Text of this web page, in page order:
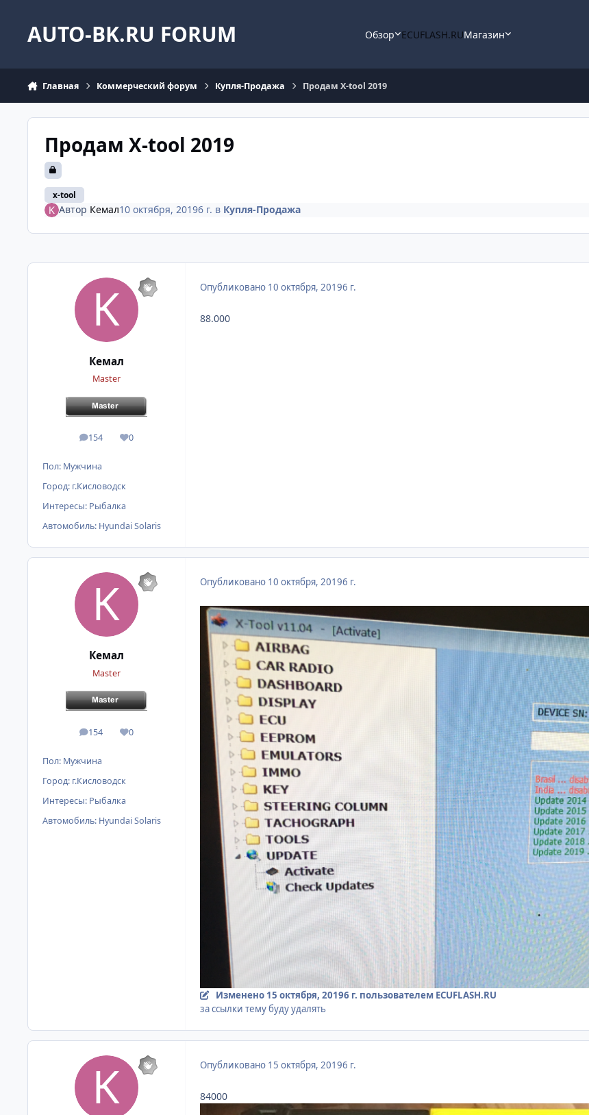
AUTO-BK.RU FORUM Обзор ECUFLASH.RUМагазин
Главная Коммерческий форум Купля-Продажа Продам X-tool 2019
Продам X-tool 2019
x-tool
Автор Кемал10 октября, 20196 г. в Купля-Продажа
Кемал
Master
154
сообщения
0
Репутация
Пол: Мужчина
Город: г.Кисловодск
Интересы: Рыбалка
Автомобиль: Hyundai Solaris
Опубликовано 10 октября, 20196 г.
88.000
Кемал
Master
154
сообщения
0
Репутация
Пол: Мужчина
Город: г.Кисловодск
Интересы: Рыбалка
Автомобиль: Hyundai Solaris
Опубликовано 10 октября, 20196 г.
Изменено 15 октября, 20196 г. пользователем ECUFLASH.RU
за ссылки тему буду удалять
Опубликовано 15 октября, 20196 г.
84000